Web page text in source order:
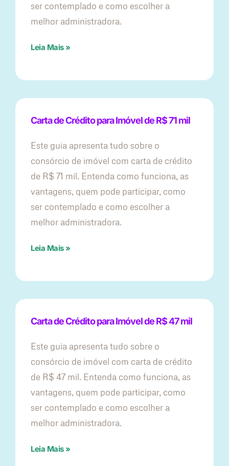
ser contemplado e como escolher a
melhor administradora.
Leia Mais »
Carta de Crédito para Imóvel de R$ 71 mil
Este guia apresenta tudo sobre o
consórcio de imóvel com carta de crédito
de R$ 71 mil. Entenda como funciona, as
vantagens, quem pode participar, como
ser contemplado e como escolher a
melhor administradora.
Leia Mais »
Carta de Crédito para Imóvel de R$ 47 mil
Este guia apresenta tudo sobre o
consórcio de imóvel com carta de crédito
de R$ 47 mil. Entenda como funciona, as
vantagens, quem pode participar, como
ser contemplado e como escolher a
melhor administradora.
Leia Mais »